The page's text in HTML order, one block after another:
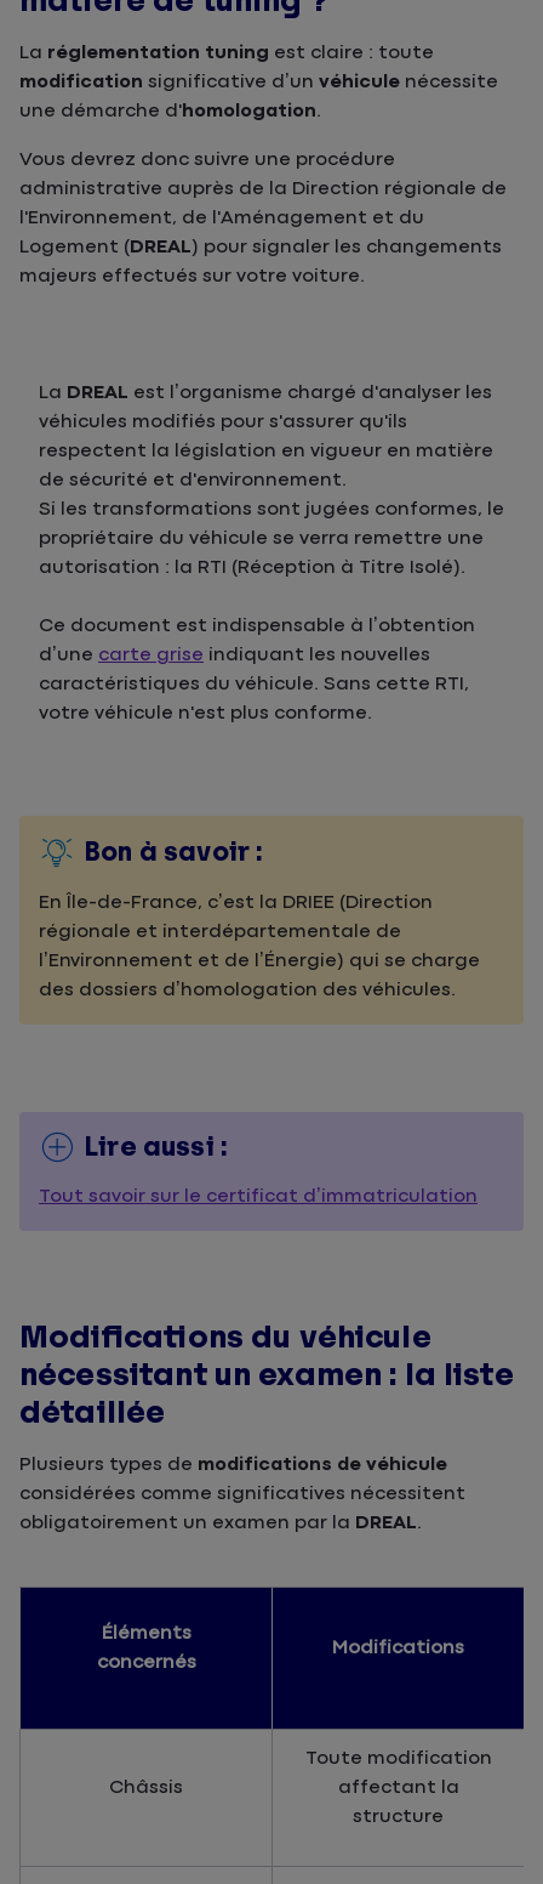
La réglementation tuning est claire : toute
modification significative d’un véhicule nécessite
une démarche d'homologation.
Vous devrez donc suivre une procédure
administrative auprès de la Direction régionale de
l'Environnement, de l'Aménagement et du
Logement (DREAL) pour signaler les changements
majeurs effectués sur votre voiture.
La DREAL est l’organisme chargé d'analyser les
véhicules modifiés pour s'assurer qu'ils
respectent la législation en vigueur en matière
de sécurité et d'environnement.
Si les transformations sont jugées conformes, le
propriétaire du véhicule se verra remettre une
autorisation : la RTI (Réception à Titre Isolé).
Ce document est indispensable à l’obtention
d’une carte grise indiquant les nouvelles
caractéristiques du véhicule. Sans cette RTI,
votre véhicule n'est plus conforme.
Bon à savoir :
En Île-de-France, c’est la DRIEE (Direction
régionale et interdépartementale de
l’Environnement et de l’Énergie) qui se charge
des dossiers d’homologation des véhicules.
Lire aussi :
Tout savoir sur le certificat d’immatriculation
Modifications du véhicule
nécessitant un examen : la liste
détaillée
Plusieurs types de modifications de véhicule
considérées comme significatives nécessitent
obligatoirement un examen par la DREAL.
Éléments
concernés
Modifications
Châssis
Toute modification
affectant la
structure